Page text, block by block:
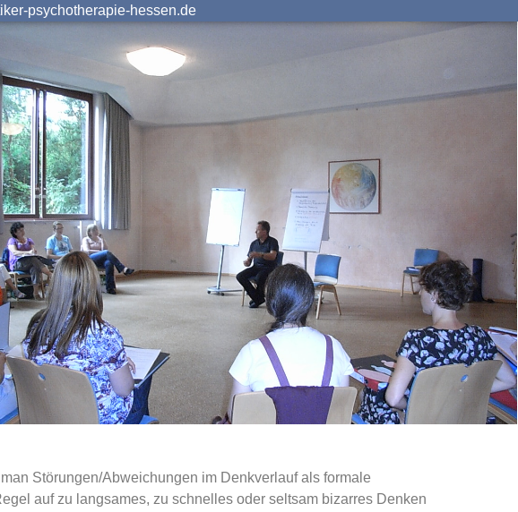
psychotherapie-hessen.de
Störungen/Abweichungen im Denkverlauf als formale
auf zu langsames, zu schnelles oder seltsam bizarres Denken